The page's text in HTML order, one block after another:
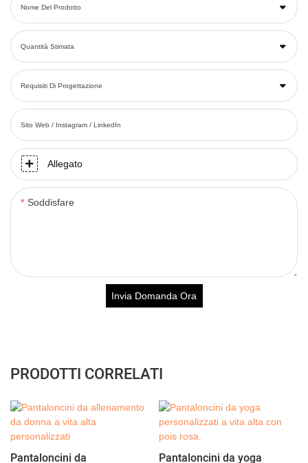
Nome Del Prodotto
Quantità Stimata
Requisiti Di Progettazione
Sito Web / Instagram / LinkedIn
Allegato
Soddisfare
Invia Domanda Ora
PRODOTTI CORRELATI
Pantaloncini da Pantaloncini da yoga